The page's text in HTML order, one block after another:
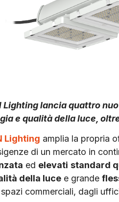
Lighting lancia quattro
e qualità della luce,
Lighting amplia la propria
di un mercato in
ed elevati standard
della luce e grande
commerciali, dagli